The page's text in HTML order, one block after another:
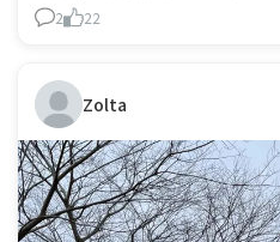
2 22
Zolta